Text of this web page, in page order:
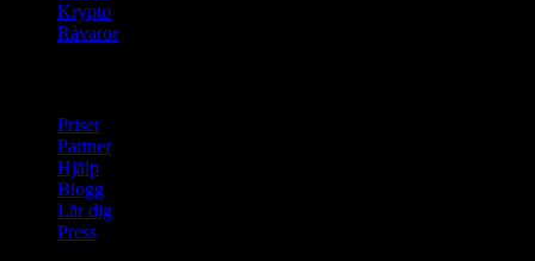
Krypto
Råvaror
Priser
Partner
Hjälp
Blogg
Lär dig
Press